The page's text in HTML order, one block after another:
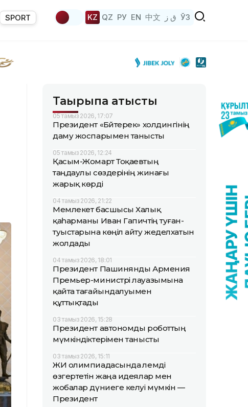
SPORT KZ QZ РУ EN 中文 ق ز ЎЗ
Тақырыпқа қатысты
05 тамыз 2026, 17:07
Президент «Бәйтерек» холдингінің
даму жоспарымен танысты
05 тамыз 2026, 12:24
Қасым-Жомарт Тоқаевтың
таңдаулы сөздерінің жинағы
жарық көрді
04 тамыз 2026, 21:22
Мемлекет басшысы Халық
қаһарманы Иван Гапичтің туған-
туыстарына көңіл айту жеделхатын
жолдады
04 тамыз 2026, 18:01
Президент Пашинянды Армения
Премьер-министрі лауазымына
қайта тағайындалуымен
құттықтады
03 тамыз 2026, 15:28
Президент автономды роботтың
мүмкіндіктерімен танысты
03 тамыз 2026, 15:11
ЖИ олимпиадасында әлемді
өзгертетін жаңа идеялар мен
жобалар дүниеге келуі мүмкін —
Президент